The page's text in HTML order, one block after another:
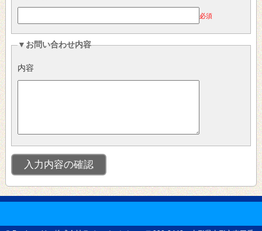
必須
▼お問い合わせ内容
内容